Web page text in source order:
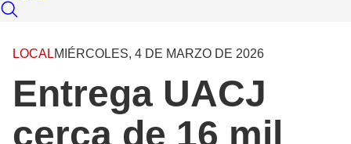
LOCALMIÉRCOLES, 4 DE MARZO DE 2026
Entrega UACJ
cerca de 16 mil